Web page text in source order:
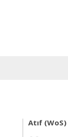
Atıf (WoS)